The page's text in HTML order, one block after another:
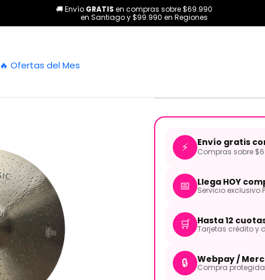
🔥 Ofertas del Mes
🚚 Envío GRATIS en compras sobre $69.990
en Santiago y $99.990 en Regiones
Baterías y Percusión Platillos Platillo Hi-Hat Classic Series 14
⚡ Envío gratis con
Compras sobre
📅 Llega HOY
Servicio exclusivo
🛒 Hasta 12
Tarjetas crédito y
🔒 Webpay /
Compra